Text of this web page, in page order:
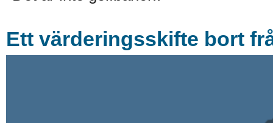
Ett värderingsskifte bort